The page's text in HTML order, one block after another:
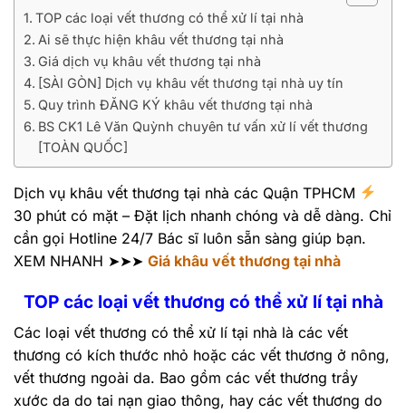
TOP các loại vết thương có thể xử lí tại nhà
Ai sẽ thực hiện khâu vết thương tại nhà
Giá dịch vụ khâu vết thương tại nhà
[SÀI GÒN] Dịch vụ khâu vết thương tại nhà uy tín
Quy trình ĐĂNG KÝ khâu vết thương tại nhà
BS CK1 Lê Văn Quỳnh chuyên tư vấn xử lí vết thương
[TOÀN QUỐC]
Dịch vụ khâu vết thương tại nhà các Quận TPHCM
30 phút có mặt – Đặt lịch nhanh chóng và dễ dàng. Chỉ
cần gọi Hotline 24/7 Bác sĩ luôn sẵn sàng giúp bạn.
XEM NHANH ➤➤➤ Giá khâu vết thương tại nhà
TOP các loại vết thương có thể xử lí tại nhà
Các loại vết thương có thể xử lí tại nhà là các vết
thương có kích thước nhỏ hoặc các vết thương ở nông,
vết thương ngoài da. Bao gồm các vết thương trầy
xước da do tai nạn giao thông, hay các vết thương do